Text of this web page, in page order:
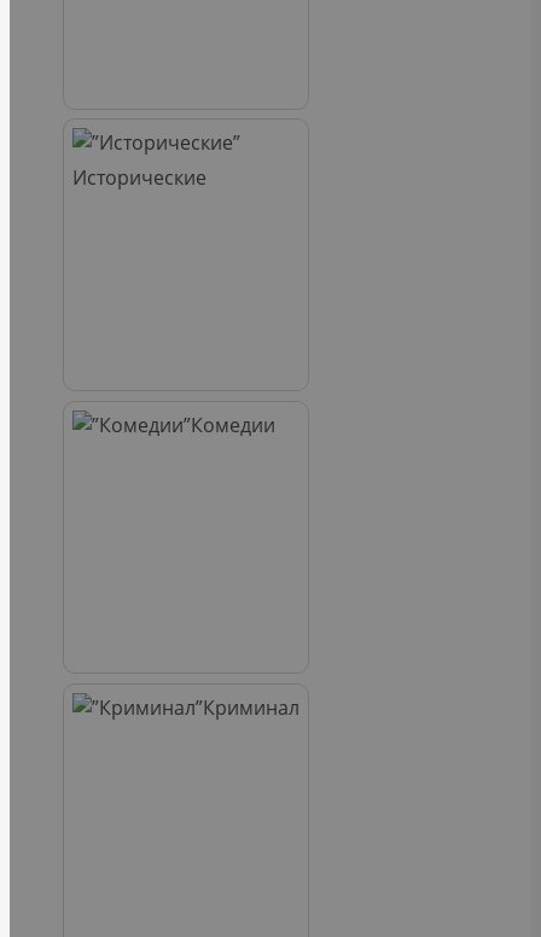
Исторические
Комедии
Криминал